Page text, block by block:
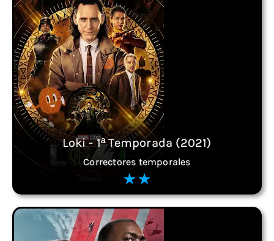
Loki - 1ª Temporada (2021)
Correctores temporales